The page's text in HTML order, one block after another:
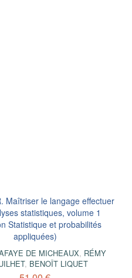
Maîtriser le langage effectuer
statistiques, volume 1
Statistique et probabilités
appliquées)
DE MICHEAUX, RÉMY
, BENOÎT LIQUET